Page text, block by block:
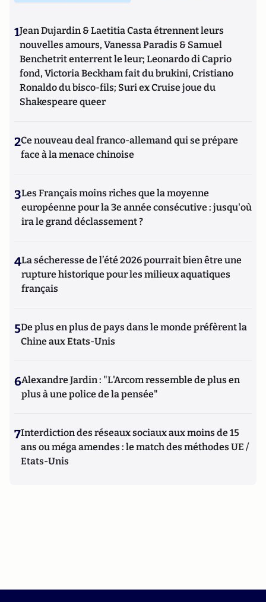
1Jean Dujardin & Laetitia Casta étrennent leurs
nouvelles amours, Vanessa Paradis & Samuel
Benchetrit enterrent le leur; Leonardo di Caprio
fond, Victoria Beckham fait du brukini, Cristiano
Ronaldo du bisco-fils; Suri ex Cruise joue du
Shakespeare queer
2Ce nouveau deal franco-allemand qui se prépare
face à la menace chinoise
3Les Français moins riches que la moyenne
européenne pour la 3e année consécutive : jusqu'où
ira le grand déclassement ?
4La sécheresse de l’été 2026 pourrait bien être une
rupture historique pour les milieux aquatiques
français
5De plus en plus de pays dans le monde préfèrent la
Chine aux Etats-Unis
6Alexandre Jardin : "L'Arcom ressemble de plus en
plus à une police de la pensée"
7Interdiction des réseaux sociaux aux moins de 15
ans ou méga amendes : le match des méthodes UE /
Etats-Unis